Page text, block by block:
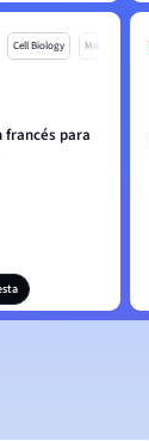
Cell Biology Mo
francés para